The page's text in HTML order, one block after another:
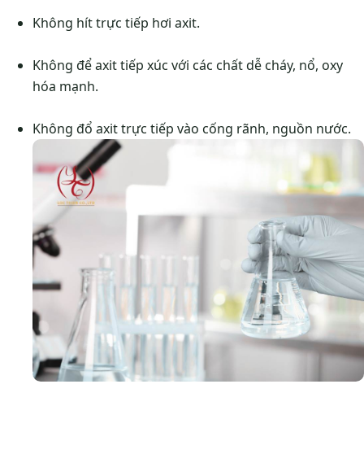
Không hít trực tiếp hơi axit.
Không để axit tiếp xúc với các chất dễ cháy, nổ, oxy
hóa mạnh.
Không đổ axit trực tiếp vào cống rãnh, nguồn nước.